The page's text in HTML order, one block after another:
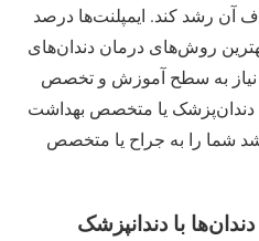
آن رشد کند. ایمپلنت‌ها درصد
روش‌های درمان دندان‌های
نیاز به سطح آموزش و تخصص
دندان‌پزشک یا متخصص بهداشت
شما را به جراح یا متخصص